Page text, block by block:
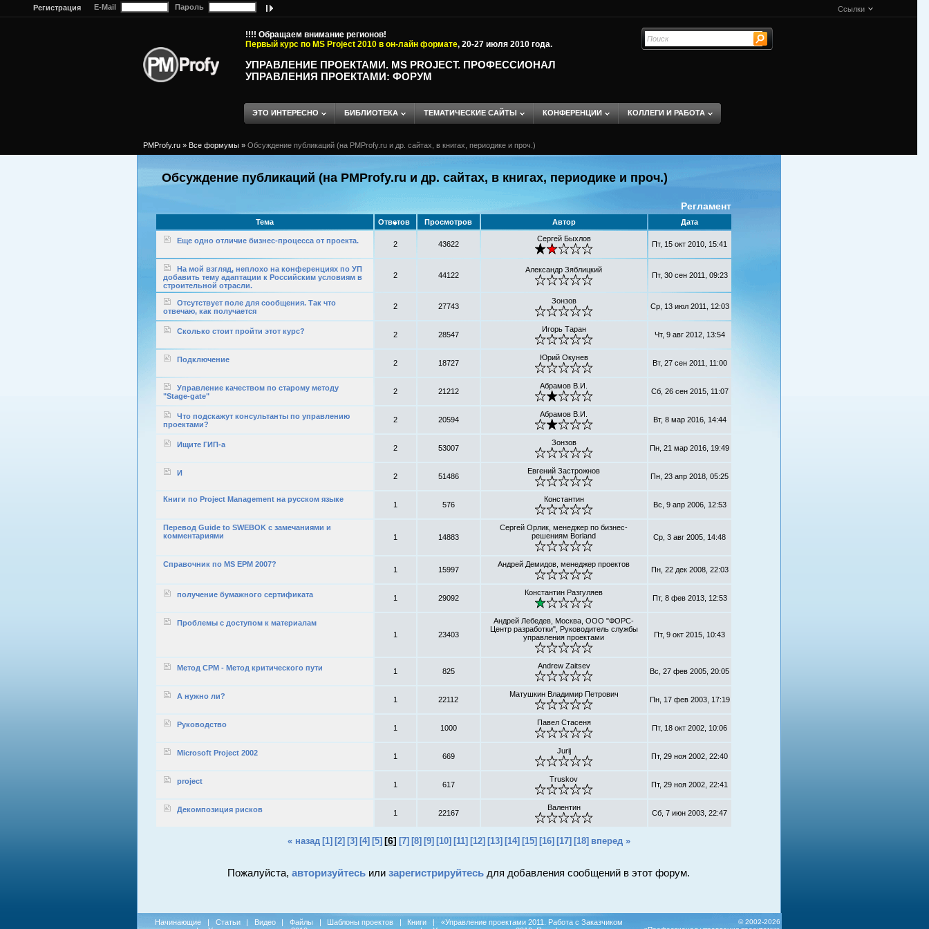
Регистрация E-Mail Пароль Ссылки
!!!! Обращаем внимание регионов!
Первый курс по MS Project 2010 в он-лайн формате, 20-27 июля 2010 года.
УПРАВЛЕНИЕ ПРОЕКТАМИ. MS PROJECT. ПРОФЕССИОНАЛ
УПРАВЛЕНИЯ ПРОЕКТАМИ: ФОРУМ
ЭТО ИНТЕРЕСНО БИБЛИОТЕКА ТЕМАТИЧЕСКИЕ САЙТЫ КОНФЕРЕНЦИИ КОЛЛЕГИ И РАБОТА
PMProfy.ru » Все формумы » Обсуждение публикаций (на PMProfy.ru и др. сайтах, в книгах, периодике и проч.)
Обсуждение публикаций (на PMProfy.ru и др. сайтах, в книгах, периодике и проч.)
Регламент
Тема Ответов Просмотров Автор Дата
Еще одно отличие бизнес-процесса от проекта. 2 43622
Сергей Быхлов
Пт, 15 окт 2010, 15:41
На мой взгляд, неплохо на конференциях по УП
добавить тему адаптации к Российским условиям в
строительной отрасли.
2 44122
Александр Зяблицкий
Пт, 30 сен 2011, 09:23
Отсутствует поле для сообщения. Так что
отвечаю, как получается
2 27743
Зонзов
Ср, 13 июл 2011, 12:03
Сколько стоит пройти этот курс? 2 28547
Игорь Таран
Чт, 9 авг 2012, 13:54
Подключение 2 18727
Юрий Окунев
Вт, 27 сен 2011, 11:00
Управление качеством по старому методу
"Stage-gate"
2 21212
Абрамов В.И.
Сб, 26 сен 2015, 11:07
Что подскажут консультанты по управлению
проектами?
2 20594
Абрамов В.И.
Вт, 8 мар 2016, 14:44
Ищите ГИП-а 2 53007
Зонзов
Пн, 21 мар 2016, 19:49
И 2 51486
Евгений Застрожнов
Пн, 23 апр 2018, 05:25
Книги по Project Management на русском языке
1 576
Константин
Вс, 9 апр 2006, 12:53
Перевод Guide to SWEBOK с замечаниями и
комментариями
1 14883
Сергей Орлик, менеджер по бизнес-
решениям Borland
Ср, 3 авг 2005, 14:48
Справочник по MS EPM 2007?
1 15997
Андрей Демидов, менеджер проектов
Пн, 22 дек 2008, 22:03
получение бумажного сертификата 1 29092
Константин Разгуляев
Пт, 8 фев 2013, 12:53
Проблемы с доступом к материалам
1
23403
Андрей Лебедев, Москва, ООО "ФОРС-
Центр разработки", Руководитель службы
управления проектами
Пт, 9 окт 2015, 10:43
Метод CPM - Метод критического пути 1 825
Andrew Zaitsev
Вс, 27 фев 2005, 20:05
А нужно ли? 1 22112
Матушкин Владимир Петрович
Пн, 17 фев 2003, 17:19
Руководство 1 1000
Павел Стасеня
Пт, 18 окт 2002, 10:06
Microsoft Project 2002 1 669
Jurij
Пт, 29 ноя 2002, 22:40
project 1 617
Truskov
Пт, 29 ноя 2002, 22:41
Декомпозиция рисков 1 22167
Валентин
Сб, 7 июн 2003, 22:47
« назад [1] [2] [3] [4] [5] [6] [7] [8] [9] [10] [11] [12] [13] [14] [15] [16] [17] [18] вперед »
Пожалуйста, авторизуйтесь или зарегистрируйтесь для добавления сообщений в этот форум.
Начинающие | Статьи | Видео | Файлы | Шаблоны проектов | Книги |
«Управление проектами 2011. Работа с Заказчиком
© 2002-2026